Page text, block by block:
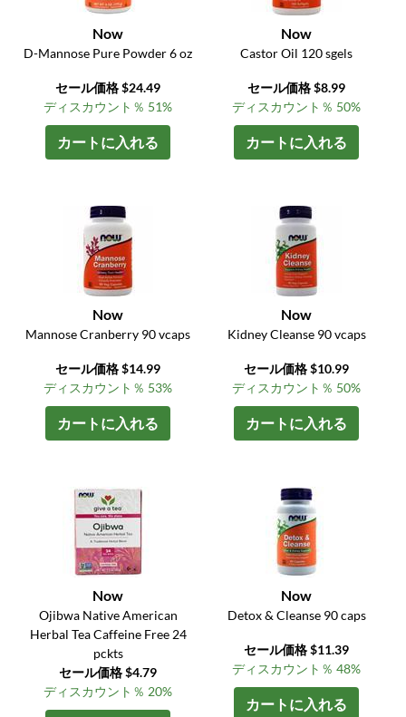
Now
D-Mannose Pure Powder 6 oz
セール価格 $24.49
ディスカウント％ 51%
カートに入れる
Now
Castor Oil 120 sgels
セール価格 $8.99
ディスカウント％ 50%
カートに入れる
Now
Mannose Cranberry 90 vcaps
セール価格 $14.99
ディスカウント％ 53%
カートに入れる
Now
Kidney Cleanse 90 vcaps
セール価格 $10.99
ディスカウント％ 50%
カートに入れる
Now
Ojibwa Native American
Herbal Tea Caffeine Free 24
pckts
セール価格 $4.79
ディスカウント％ 20%
Now
Detox & Cleanse 90 caps
セール価格 $11.39
ディスカウント％ 48%
カートに入れる